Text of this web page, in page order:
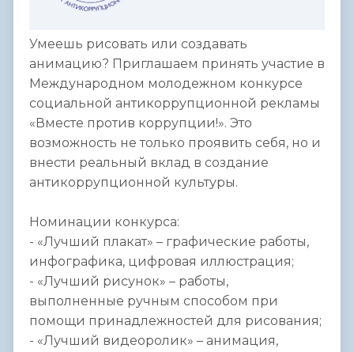
Умеешь рисовать или создавать
анимацию? Приглашаем принять участие в
Международном молодежном конкурсе
социальной антикоррупционной рекламы
«Вместе против коррупции!». Это
возможность не только проявить себя, но и
внести реальный вклад в создание
антикоррупционной культуры.
Номинации конкурса:
- «Лучший плакат» – графические работы,
инфографика, цифровая иллюстрация;
- «Лучший рисунок» – работы,
выполненные ручным способом при
помощи принадлежностей для рисования;
- «Лучший видеоролик» – анимация,